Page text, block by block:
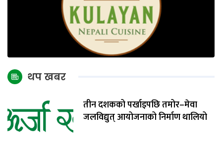
थप खबर
तीन दशकको पर्खाइपछि तमोर–मेवा
जलविद्युत् आयोजनाको निर्माण थालियो